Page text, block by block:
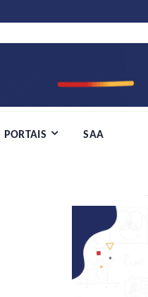
PORTAIS SAA